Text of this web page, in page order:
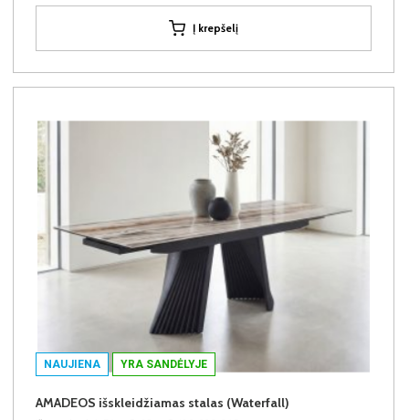
Į krepšelį
NAUJIENA YRA SANDĖLYJE
AMADEOS išskleidžiamas stalas (Waterfall)